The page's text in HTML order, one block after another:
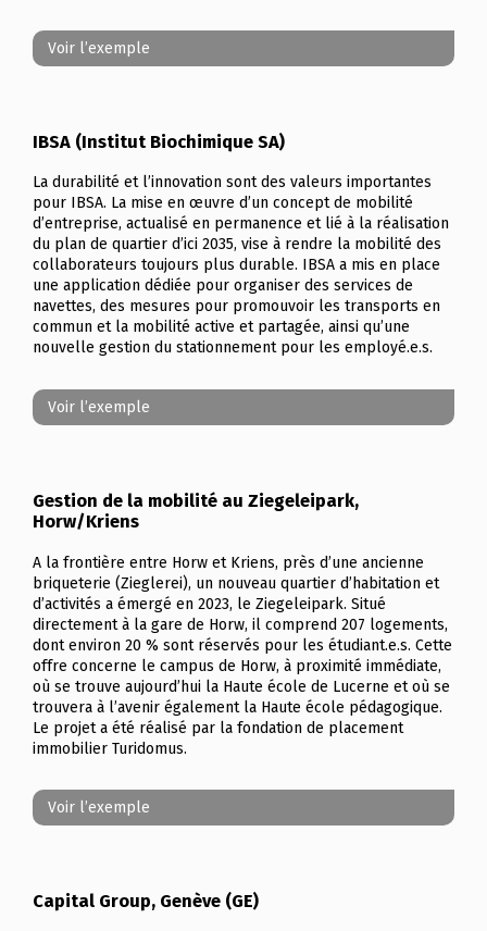
Voir l’exemple
IBSA (Institut Biochimique SA)
La durabilité et l’innovation sont des valeurs importantes
pour IBSA. La mise en œuvre d’un concept de mobilité
d’entreprise, actualisé en permanence et lié à la réalisation
du plan de quartier d’ici 2035, vise à rendre la mobilité des
collaborateurs toujours plus durable. IBSA a mis en place
une application dédiée pour organiser des services de
navettes, des mesures pour promouvoir les transports en
commun et la mobilité active et partagée, ainsi qu’une
nouvelle gestion du stationnement pour les employé.e.s.
Voir l’exemple
Gestion de la mobilité au Ziegeleipark,
Horw/Kriens
A la frontière entre Horw et Kriens, près d’une ancienne
briqueterie (Zieglerei), un nouveau quartier d’habitation et
d’activités a émergé en 2023, le Ziegeleipark. Situé
directement à la gare de Horw, il comprend 207 logements,
dont environ 20 % sont réservés pour les étudiant.e.s. Cette
offre concerne le campus de Horw, à proximité immédiate,
où se trouve aujourd’hui la Haute école de Lucerne et où se
trouvera à l’avenir également la Haute école pédagogique.
Le projet a été réalisé par la fondation de placement
immobilier Turidomus.
Voir l’exemple
Capital Group, Genève (GE)